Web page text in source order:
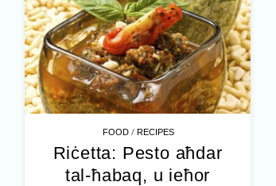
FOOD/ RECIPES
Riċetta: Pesto aħdar
tal-ħabaq, u ieħor